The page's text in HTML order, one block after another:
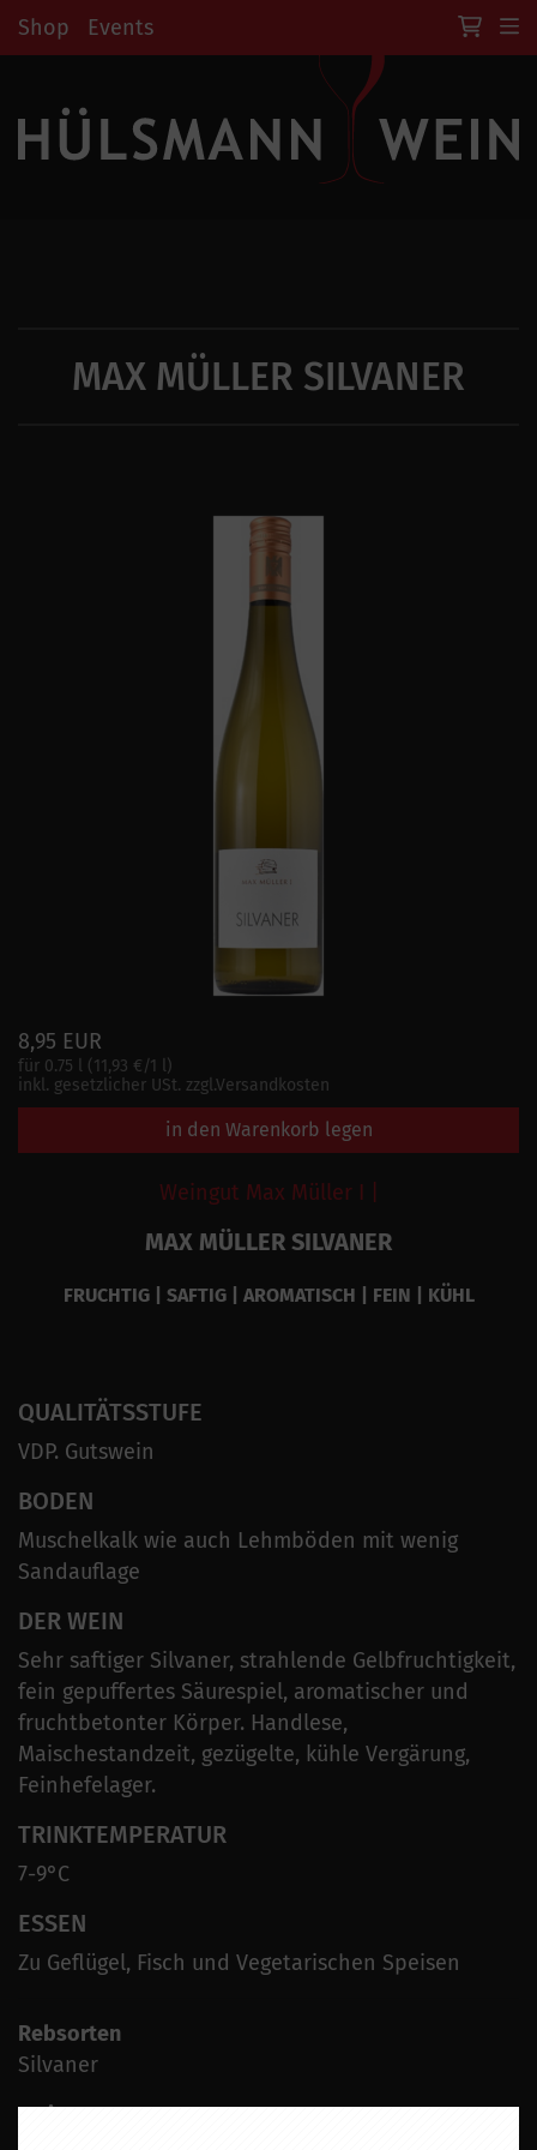
Shop Events
MAX MÜLLER SILVANER
8,95 EUR
für 0.75 l (11,93 €/1 l)
inkl. gesetzlicher USt. zzgl.Versandkosten
in den Warenkorb legen
Weingut Max Müller I |
MAX MÜLLER SILVANER
FRUCHTIG | SAFTIG | AROMATISCH | FEIN | KÜHL
QUALITÄTSSTUFE
VDP. Gutswein
BODEN
Muschelkalk wie auch Lehmböden mit wenig
Sandauflage
DER WEIN
Sehr saftiger Silvaner, strahlende Gelbfruchtigkeit,
fein gepuffertes Säurespiel, aromatischer und
fruchtbetonter Körper. Handlese,
Maischestandzeit, gezügelte, kühle Vergärung,
Feinhefelager.
TRINKTEMPERATUR
7-9°C
ESSEN
Zu Geflügel, Fisch und Vegetarischen Speisen
Rebsorten
Silvaner
Wein